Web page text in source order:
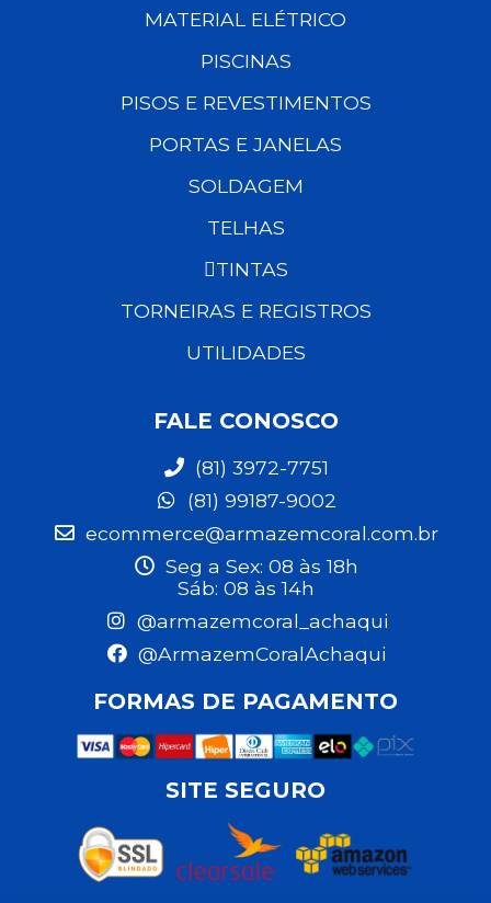
MATERIAL ELÉTRICO
PISCINAS
PISOS E REVESTIMENTOS
PORTAS E JANELAS
SOLDAGEM
TELHAS
TINTAS
TORNEIRAS E REGISTROS
UTILIDADES
FALE CONOSCO
(81) 3972-7751
(81) 99187-9002
ecommerce@armazemcoral.com.br
Seg a Sex: 08 às 18h
Sáb: 08 às 14h
@armazemcoral_achaqui
@ArmazemCoralAchaqui
FORMAS DE PAGAMENTO
SITE SEGURO